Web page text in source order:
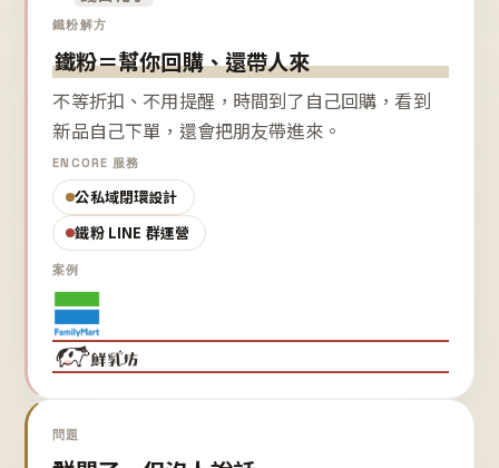
鐵粉解方
鐵粉＝幫你回購、還帶人來
不等折扣、不用提醒，時間到了自己回購，看到
新品自己下單，還會把朋友帶進來。
ENCORE 服務
公私域閉環設計
鐵粉 LINE 群運營
案例
問題